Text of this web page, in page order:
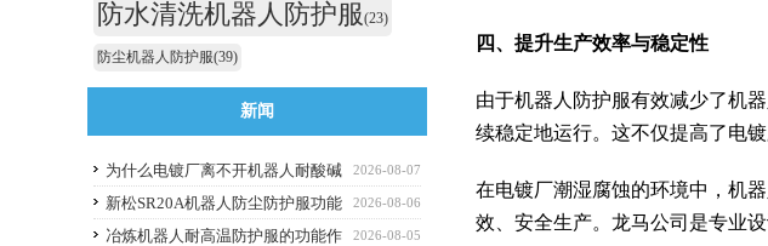
四、提升生产效率与稳定性
由于机器人防护服有效减少了机
续稳定地运行。这不仅提高了电
在电镀厂潮湿腐蚀的环境中，机
效、安全生产。龙马公司是专业
防水清洗机器人防护服(23)
防尘机器人防护服(39)
新闻
2026-08-07
为什么电镀厂离不开机器人耐酸碱
防护服
2026-08-06
新松SR20A机器人防尘防护服功能
作用
2026-08-05
冶炼机器人耐高温防护服的功能作